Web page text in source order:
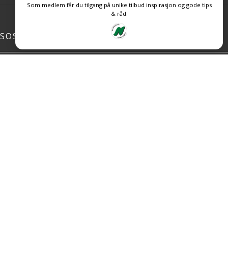
SOSIALE MEDIER
Som medlem får du tilgang på unike tilbud inspirasjon og gode tips
& råd.